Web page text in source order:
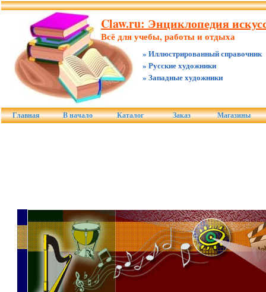
Claw.ru: Энциклопедия
Всё для учебы, работы и отдыха
» Иллюстрированный справочник
» Русские художники
» Западные художники
Главная В начало Каталог Заказ Магазины